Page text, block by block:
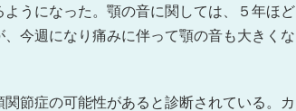
うになった。顎の音に関しては、５年ほど
今週になり痛みに伴って顎の音も大きくな
節症の可能性があると診断されている。カ